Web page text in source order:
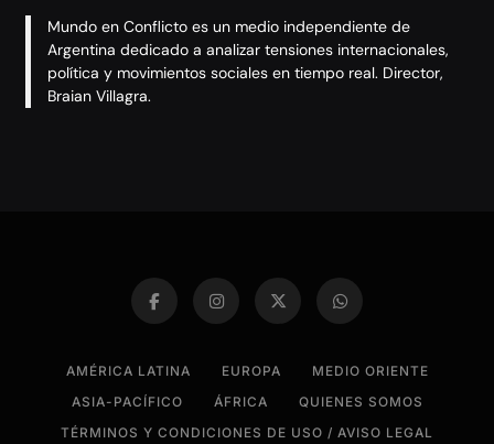
Mundo en Conflicto es un medio independiente de
Argentina dedicado a analizar tensiones internacionales,
política y movimientos sociales en tiempo real. Director,
Braian Villagra.
AMÉRICA LATINA EUROPA
MEDIO ORIENTE
ASIA-PACÍFICO
ÁFRICA
QUIENES SOMOS
TÉRMINOS Y CONDICIONES DE USO / AVISO LEGAL